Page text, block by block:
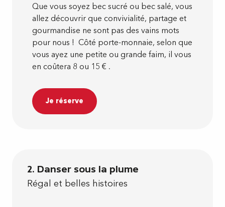
Que vous soyez bec sucré ou bec salé, vous
allez découvrir que convivialité, partage et
gourmandise ne sont pas des vains mots
pour nous ! Côté porte-monnaie, selon que
vous ayez une petite ou grande faim, il vous
en coûtera 8 ou 15 € .
Je réserve
2. Danser sous la plume
Régal et belles histoires